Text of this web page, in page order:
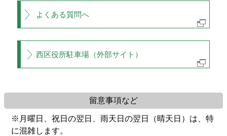
よくある質問へ
西区役所駐車場（外部サイト）
留意事項など
※月曜日、祝日の翌日、雨天日の翌日（晴天日）は、特
に混雑します。